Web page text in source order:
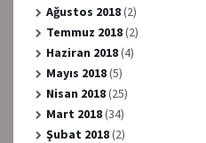
Ağustos 2018(2)
Temmuz 2018(2)
Haziran 2018(4)
Mayıs 2018(5)
Nisan 2018(25)
Mart 2018(34)
Şubat 2018(2)